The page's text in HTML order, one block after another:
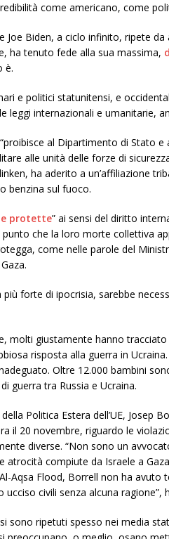
come americano, come
Joe Biden, a ciclo infinito, ripete
ha tenuto fede alla sua massima,
è.
e politici statunitensi, e
leggi internazionali e umanitarie,
al Dipartimento di Stato
alle unità delle forze di
ha aderito a un’affiliazione
benzina sul fuoco.
protette” ai sensi del diritto
che la loro morte collettiva
come nelle parole del
più forte di ipocrisia, sarebbe
molti giustamente hanno
risposta alla guerra in
Oltre 12.000 bambini
guerra tra Russia e Ucraina.
Politica Estera dell’UE, Josep
il 20 novembre, riguardo le
diverse. “Non sono un
atrocità compiute da Israele a
Aqsa Flood, Borrell non ha avuto
ucciso civili senza alcuna ragione”,
sono ripetuti spesso nei media